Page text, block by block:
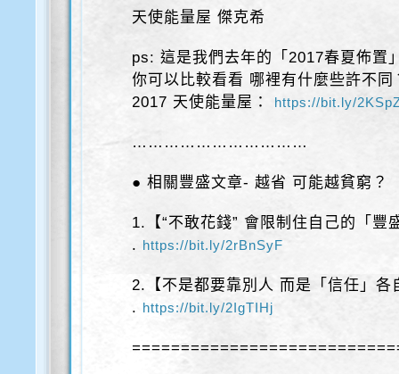
天使能量屋 傑克希
ps: 這是我們去年的「2017春夏佈置
你可以比較看看 哪裡有什麼些許不同
2017 天使能量屋： https://bit.ly/
……………………………
● 相關豐盛文章- 越省 可能越貧窮？
1.【“不敢花錢” 會限制住自己的「豐
. https://bit.ly/2rBnSyF
2.【不是都要靠別人 而是「信任」各
. https://bit.ly/2IgTIHj